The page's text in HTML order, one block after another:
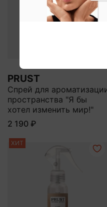
PRUST
Спрей для
пространства "Я бы
хотел изменить мир!"
2 190 ₽
ХИТ